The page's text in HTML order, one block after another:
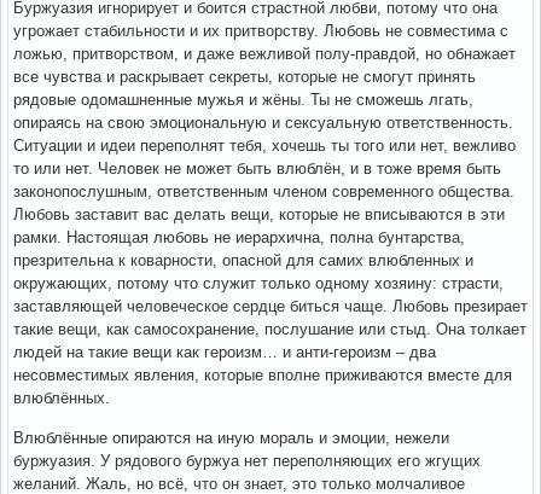
Буржуазия игнорирует и боится страстной любви, потому что она
угрожает стабильности и их притворству. Любовь не совместима с
ложью, притворством, и даже вежливой полу-правдой, но обнажает
все чувства и раскрывает секреты, которые не смогут принять
рядовые одомашненные мужья и жёны. Ты не сможешь лгать,
опираясь на свою эмоциональную и сексуальную ответственность.
Ситуации и идеи переполнят тебя, хочешь ты того или нет, вежливо
то или нет. Человек не может быть влюблён, и в тоже время быть
законопослушным, ответственным членом современного общества.
Любовь заставит вас делать вещи, которые не вписываются в эти
рамки. Настоящая любовь не иерархична, полна бунтарства,
презрительна к коварности, опасной для самих влюбленных и
окружающих, потому что служит только одному хозяину: страсти,
заставляющей человеческое сердце биться чаще. Любовь презирает
такие вещи, как самосохранение, послушание или стыд. Она толкает
людей на такие вещи как героизм… и анти-героизм – два
несовместимых явления, которые вполне приживаются вместе для
влюблённых.
Влюблённые опираются на иную мораль и эмоции, нежели
буржуазия. У рядового буржуа нет переполняющих его жгущих
желаний. Жаль, но всё, что он знает, это только молчаливое